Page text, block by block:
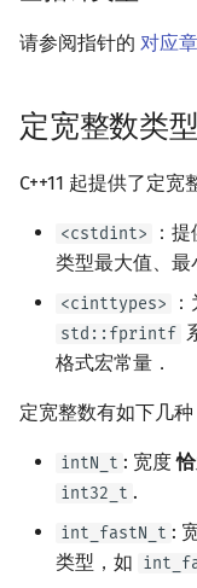
请参阅指针的 对应
定宽整数类型
C++11 起提供了定宽
<cstdint>
：
类型最大值、最
<cinttypes>
std::fprintf
格式宏常量．
定宽整数有如下几种
intN_t : 宽度
int32_t .
int_fastN_t :
类型，如